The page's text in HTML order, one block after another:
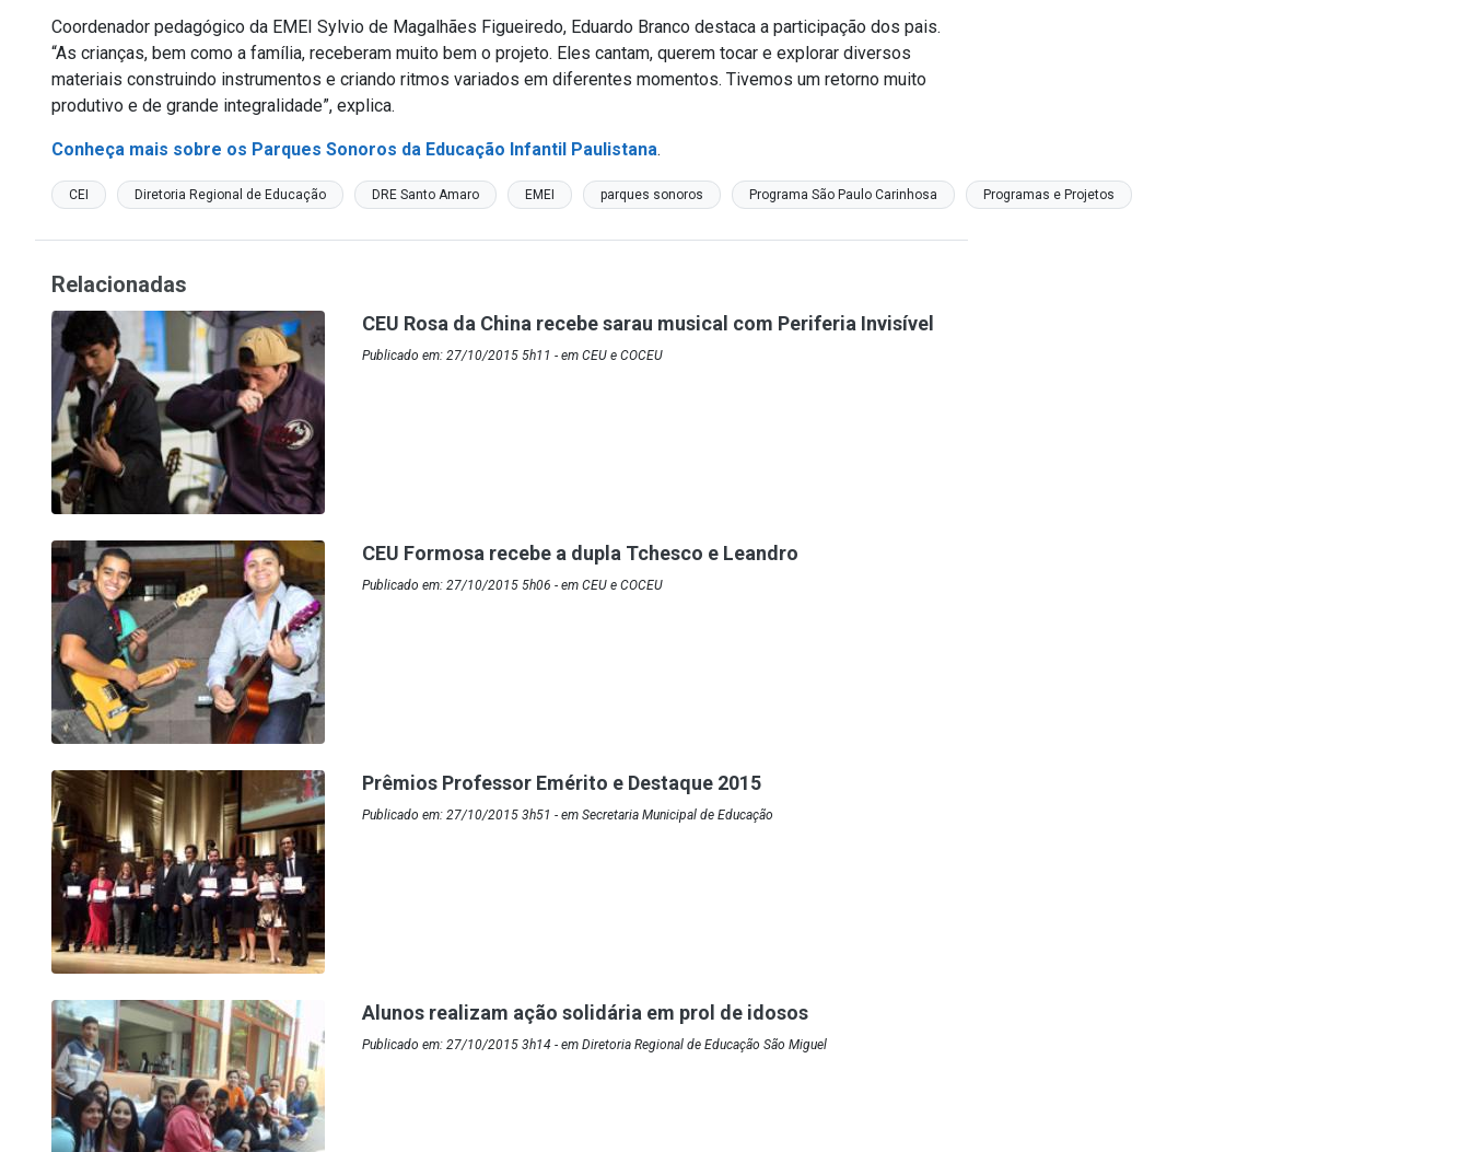
Coordenador pedagógico da EMEI Sylvio de Magalhães Figueiredo, Eduardo Branco destaca a participação dos pais.
“As crianças, bem como a família, receberam muito bem o projeto. Eles cantam, querem tocar e explorar diversos
materiais construindo instrumentos e criando ritmos variados em diferentes momentos. Tivemos um retorno muito
produtivo e de grande integralidade”, explica.
Conheça mais sobre os Parques Sonoros da Educação Infantil Paulistana.
CEI Diretoria Regional de Educação DRE Santo Amaro EMEI parques sonoros Programa São Paulo Carinhosa Programas e Projetos
Relacionadas
CEU Rosa da China recebe sarau musical com Periferia Invisível
Publicado em: 27/10/2015 5h11 - em CEU e COCEU
CEU Formosa recebe a dupla Tchesco e Leandro
Publicado em: 27/10/2015 5h06 - em CEU e COCEU
Prêmios Professor Emérito e Destaque 2015
Publicado em: 27/10/2015 3h51 - em Secretaria Municipal de Educação
Alunos realizam ação solidária em prol de idosos
Publicado em: 27/10/2015 3h14 - em Diretoria Regional de Educação São Miguel